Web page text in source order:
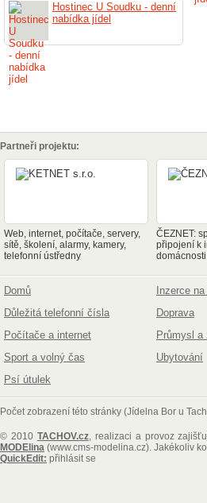
Hostinec U Soudku - denní
nabídka jídel
Partneři projektu:
Web, internet, počítače, servery,
sítě, školení, alarmy, kamery,
telefonní ústředny
ČEZNET:
připojení k
Domů Inzerce
Důležitá telefonní čísla
Doprava
Počítače a internet
Průmysl
Sport a volný čas
Ubytování
Psí útulek
Počet zobrazení této stránky (Jídelna Bor u
© 2010 TACHOV.cz, realizaci a provoz
MODElina (www.cms-modelina.cz). Jakékoliv
QuickEdit: přihlásit se